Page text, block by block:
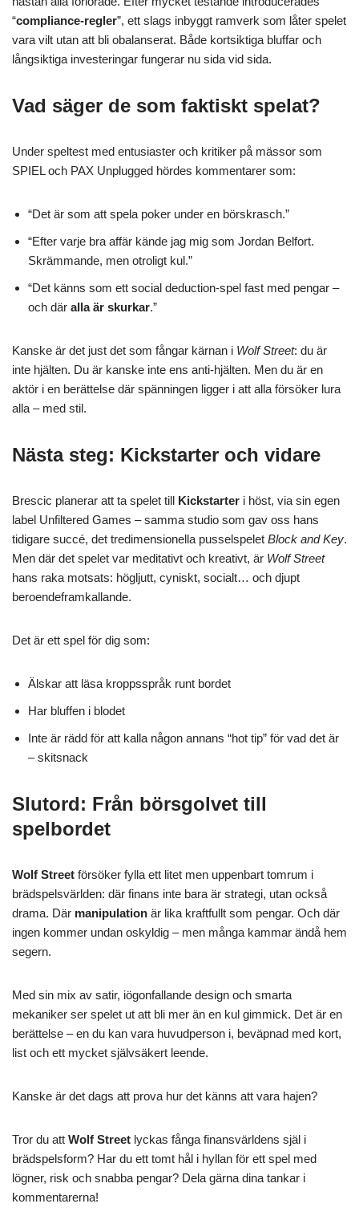
“compliance-regler”, ett slags inbyggt ramverk som låter spelet
vara vilt utan att bli obalanserat. Både kortsiktiga bluffar och
långsiktiga investeringar fungerar nu sida vid sida.
Vad säger de som faktiskt spelat?
Under speltest med entusiaster och kritiker på mässor som
SPIEL och PAX Unplugged hördes kommentarer som:
“Det är som att spela poker under en börskrasch.”
“Efter varje bra affär kände jag mig som Jordan Belfort.
Skrämmande, men otroligt kul.”
“Det känns som ett social deduction-spel fast med pengar –
och där alla är skurkar.”
Kanske är det just det som fångar kärnan i Wolf Street: du är
inte hjälten. Du är kanske inte ens anti-hjälten. Men du är en
aktör i en berättelse där spänningen ligger i att alla försöker lura
alla – med stil.
Nästa steg: Kickstarter och vidare
Brescic planerar att ta spelet till Kickstarter i höst, via sin egen
label Unfiltered Games – samma studio som gav oss hans
tidigare succé, det tredimensionella pusselspelet Block and Key.
Men där det spelet var meditativt och kreativt, är Wolf Street
hans raka motsats: högljutt, cyniskt, socialt… och djupt
beroendeframkallande.
Det är ett spel för dig som:
Älskar att läsa kroppsspråk runt bordet
Har bluffen i blodet
Inte är rädd för att kalla någon annans “hot tip” för vad det är
– skitsnack
Slutord: Från börsgolvet till
spelbordet
Wolf Street försöker fylla ett litet men uppenbart tomrum i
brädspelsvärlden: där finans inte bara är strategi, utan också
drama. Där manipulation är lika kraftfullt som pengar. Och där
ingen kommer undan oskyldig – men många kammar ändå hem
segern.
Med sin mix av satir, iögonfallande design och smarta
mekaniker ser spelet ut att bli mer än en kul gimmick. Det är en
berättelse – en du kan vara huvudperson i, beväpnad med kort,
list och ett mycket självsäkert leende.
Kanske är det dags att prova hur det känns att vara hajen?
Tror du att Wolf Street lyckas fånga finansvärldens själ i
brädspelsform? Har du ett tomt hål i hyllan för ett spel med
lögner, risk och snabba pengar? Dela gärna dina tankar i
kommentarerna!